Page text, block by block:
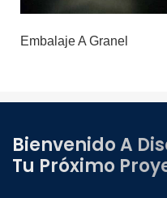
Embalaje A Granel
Bienvenido A
Tu Próximo